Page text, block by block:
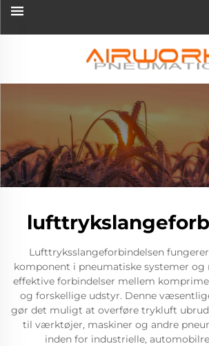
Lufttryksslangeforbindelsen
komponent i pneumatiske systemer
effektive forbindelser mellem
og forskellige udstyr. Denne
gør det muligt at overføre trykluft
til værktøjer, maskiner og andre
inden for industrielle,